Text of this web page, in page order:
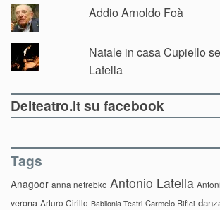
Addio Arnoldo Foà
Natale in casa Cupiello
Latella
Delteatro.it su facebook
Tags
Anagoor anna netrebko Antonio Latella
verona Arturo Cirillo Babilonia Teatri Carmelo Rifici